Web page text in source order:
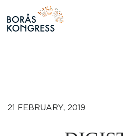
Skip to content
21 FEBRUARY, 2019